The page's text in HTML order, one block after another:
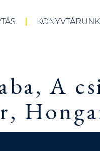
KÖNYVTÁRUNK
A